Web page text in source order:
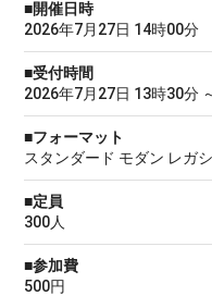
■開催日時
2026年7月27日 14時00分
■受付時間
2026年7月27日 13時30分
■フォーマット
スタンダード モダン レガ
■定員
300人
■参加費
500円